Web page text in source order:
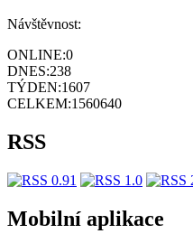
Návštěvnost:
ONLINE:0
DNES:238
TÝDEN:1607
CELKEM:1560640
RSS
Mobilní aplikace